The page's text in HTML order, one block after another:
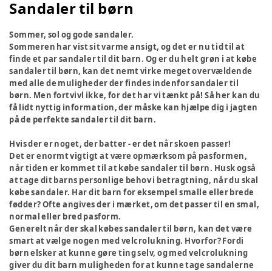
Sandaler til børn
Sommer, sol og gode sandaler.
Sommeren har vist sit varme ansigt, og det er nu tid til at
finde et par sandaler til dit barn. Og er du helt grøn i at købe
sandaler til børn, kan det nemt virke meget overvældende
med alle de muligheder der findes indenfor sandaler til
børn. Men fortvivl ikke, for det har vi tænkt på! Så her kan du
få lidt nyttig information, der måske kan hjælpe dig i jagten
på de perfekte sandaler til dit barn.
Hvis der er noget, der batter - er det når skoen passer!
Det er enormt vigtigt at være opmærksom på pasformen,
når tiden er kommet til at købe sandaler til børn. Husk også
at tage dit barns personlige behov i betragtning, når du skal
købe sandaler. Har dit barn for eksempel smalle eller brede
fødder? Ofte angives der i mærket, om det passer til en smal,
normal eller bred pasform.
Generelt når der skal købes sandaler til børn, kan det være
smart at vælge nogen med velcrolukning. Hvorfor? Fordi
børn elsker at kunne gøre ting selv, og med velcrolukning
giver du dit barn muligheden for at kunne tage sandalerne